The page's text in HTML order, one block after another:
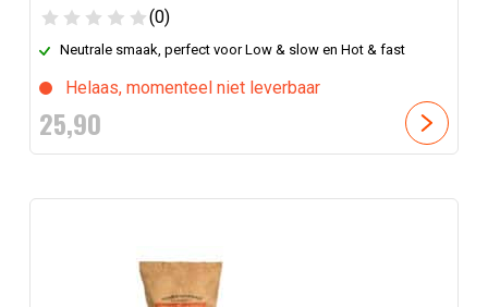
(0)
Neutrale smaak, perfect voor Low & slow en Hot & fast
Helaas, momenteel niet leverbaar
25,90